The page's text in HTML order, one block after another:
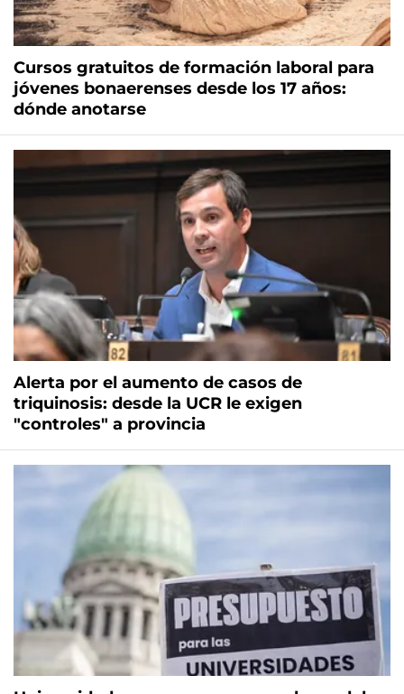
Cursos gratuitos de formación laboral para
jóvenes bonaerenses desde los 17 años:
dónde anotarse
Alerta por el aumento de casos de
triquinosis: desde la UCR le exigen
"controles" a provincia